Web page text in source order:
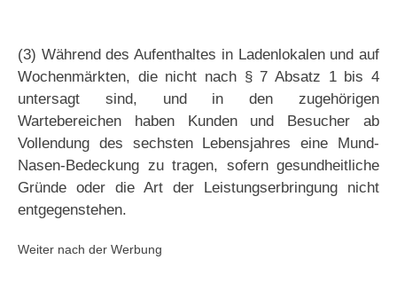
(3) Während des Aufenthaltes in Ladenlokalen und auf
Wochenmärkten, die nicht nach § 7 Absatz 1 bis 4
untersagt sind, und in den zugehörigen
Wartebereichen haben Kunden und Besucher ab
Vollendung des sechsten Lebensjahres eine Mund-
Nasen-Bedeckung zu tragen, sofern gesundheitliche
Gründe oder die Art der Leistungserbringung nicht
entgegenstehen.
Weiter nach der Werbung